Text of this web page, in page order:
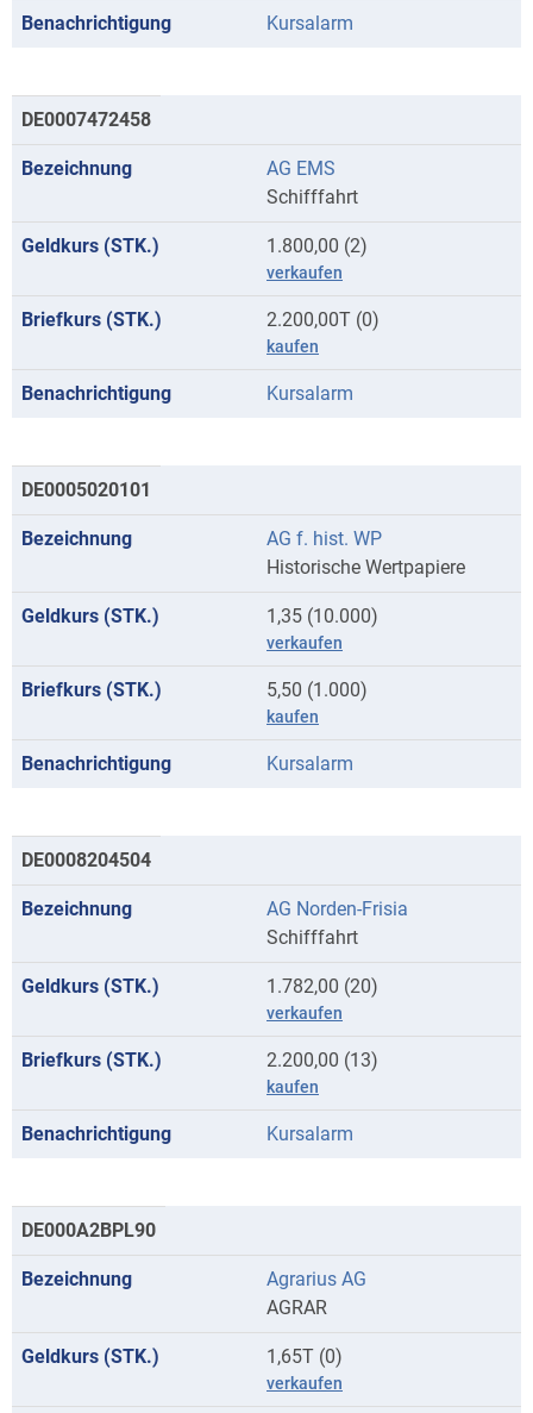
Kursalarm
DE0007472458
AG EMS
Schifffahrt
1.800,00 (2)
verkaufen
2.200,00T (0)
kaufen
Kursalarm
DE0005020101
AG f. hist. WP
Historische Wertpapiere
1,35 (10.000)
verkaufen
5,50 (1.000)
kaufen
Kursalarm
DE0008204504
AG Norden-Frisia
Schifffahrt
1.782,00 (20)
verkaufen
2.200,00 (13)
kaufen
Kursalarm
DE000A2BPL90
Agrarius AG
AGRAR
1,65T (0)
verkaufen